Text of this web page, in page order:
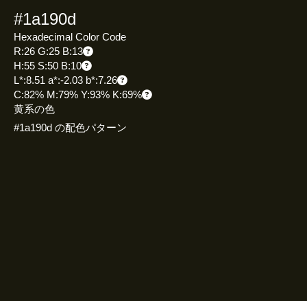
#1a190d
Hexadecimal Color Code
R:26 G:25 B:13
H:55 S:50 B:10
L*:8.51 a*:-2.03 b*:7.26
C:82% M:79% Y:93% K:69%
黄系の色
#1a190d の配色パターン